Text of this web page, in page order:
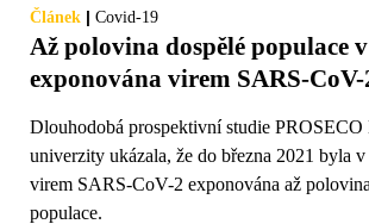
Článek | Covid-19
Až polovina dospělé populace
exponována virem SARS-CoV-
Dlouhodobá prospektivní studie
univerzity ukázala, že do března 2021 byla
virem SARS-CoV-2 exponována až
populace.